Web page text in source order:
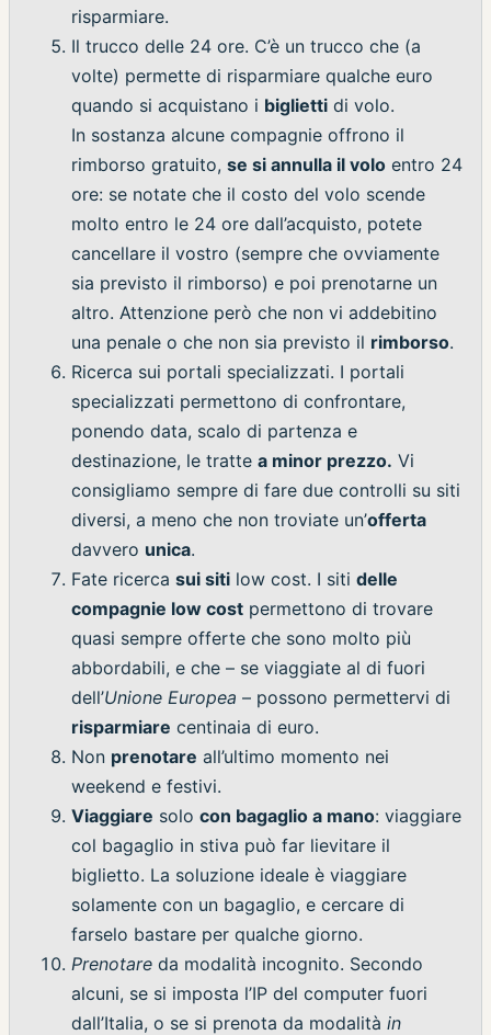
risparmiare.
Il trucco delle 24 ore. C’è un trucco che (a
volte) permette di risparmiare qualche euro
quando si acquistano i biglietti di volo.
In sostanza alcune compagnie offrono il
rimborso gratuito, se si annulla il volo entro 24
ore: se notate che il costo del volo scende
molto entro le 24 ore dall’acquisto, potete
cancellare il vostro (sempre che ovviamente
sia previsto il rimborso) e poi prenotarne un
altro. Attenzione però che non vi addebitino
una penale o che non sia previsto il rimborso.
Ricerca sui portali specializzati. I portali
specializzati permettono di confrontare,
ponendo data, scalo di partenza e
destinazione, le tratte a minor prezzo. Vi
consigliamo sempre di fare due controlli su siti
diversi, a meno che non troviate un’offerta
davvero unica.
Fate ricerca sui siti low cost. I siti delle
compagnie low cost permettono di trovare
quasi sempre offerte che sono molto più
abbordabili, e che – se viaggiate al di fuori
dell’Unione Europea – possono permettervi di
risparmiare centinaia di euro.
Non prenotare all’ultimo momento nei
weekend e festivi.
Viaggiare solo con bagaglio a mano: viaggiare
col bagaglio in stiva può far lievitare il
biglietto. La soluzione ideale è viaggiare
solamente con un bagaglio, e cercare di
farselo bastare per qualche giorno.
Prenotare da modalità incognito. Secondo
alcuni, se si imposta l’IP del computer fuori
dall’Italia, o se si prenota da modalità in